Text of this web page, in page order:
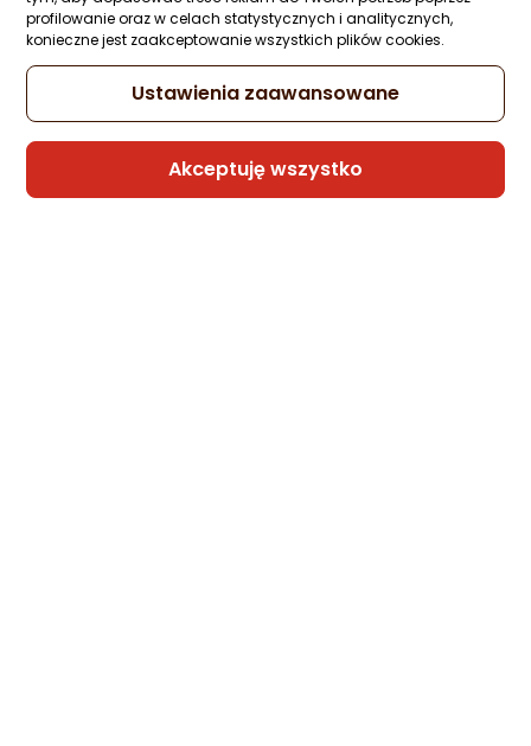
profilowanie oraz w celach statystycznych i analitycznych,
konieczne jest zaakceptowanie wszystkich plików cookies.
Ustawienia zaawansowane
Akceptuję wszystko